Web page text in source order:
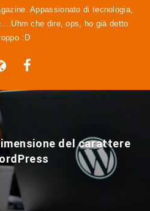
Appassionato di tecnologia,
che dire, ops, ho già detto
:D
del carattere